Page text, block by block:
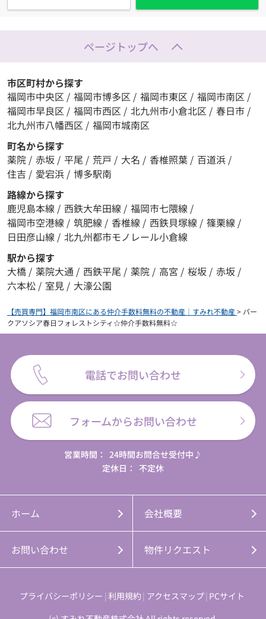
ページトップへ
市区町村から探す
福岡市中央区 / 福岡市博多区 / 福岡市東区 / 福岡市南区 /
福岡市早良区 / 福岡市西区 / 北九州市小倉北区 / 春日市 /
北九州市八幡西区 / 福岡市城南区
町名から探す
薬院 / 赤坂 / 平尾 / 荒戸 / 大名 / 香椎照葉 / 百道浜 /
住吉 / 愛宕浜 / 博多駅南
路線から探す
鹿児島本線 / 西鉄大牟田線 / 福岡市七隈線 /
福岡市空港線 / 筑肥線 / 香椎線 / 西鉄貝塚線 / 篠栗線 /
日田彦山線 / 北九州都市モノレール小倉線
駅から探す
大橋 / 薬院大通 / 西鉄平尾 / 薬院 / 高宮 / 桜坂 / 赤坂 /
六本松 / 室見 / 大濠公園
【売買専門】福岡市南区にある仲介手数料無料の不動産｜すみれ不動産> パー
クアソシア春日フォレストシティ☆仲介手数料無料☆
電話でお問い合わせ
フォームからお問い合わせ
営業時間： 24時間お問合せ受付中♪
定休日：
不定休
ホーム 会社概要
お問い合わせ 物件リクエスト
プライバシーポリシー 利用規約 アクセスマップ PCサイト